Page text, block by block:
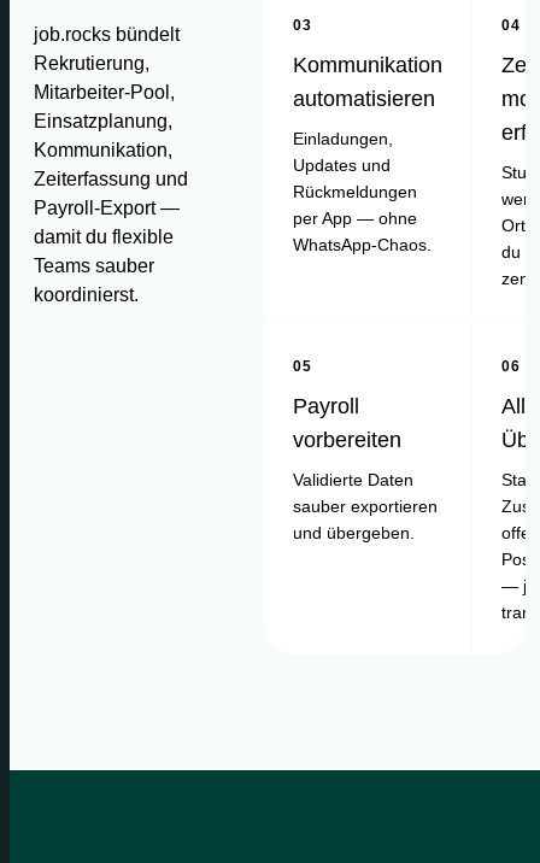
job.rocks bündelt
Rekrutierung,
Mitarbeiter-Pool,
Einsatzplanung,
Kommunikation,
Zeiterfassung und
Payroll-Export —
damit du flexible
Teams sauber
koordinierst.
03
Kommunikation
automatisieren
Einladungen,
Updates und
Rückmeldungen
per App — ohne
WhatsApp-Chaos.
04
Ort
du
05
Payroll
vorbereiten
Validierte Daten
sauber exportieren
und übergeben.
06
—